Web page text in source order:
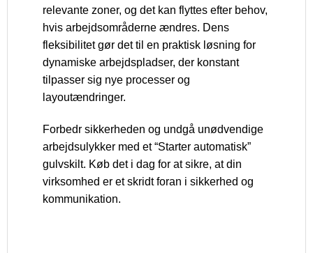
relevante zoner, og det kan flyttes efter behov,
hvis arbejdsområderne ændres. Dens
fleksibilitet gør det til en praktisk løsning for
dynamiske arbejdspladser, der konstant
tilpasser sig nye processer og
layoutændringer.
Forbedr sikkerheden og undgå unødvendige
arbejdsulykker med et “Starter automatisk”
gulvskilt. Køb det i dag for at sikre, at din
virksomhed er et skridt foran i sikkerhed og
kommunikation.